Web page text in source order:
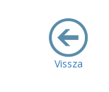
Vissza